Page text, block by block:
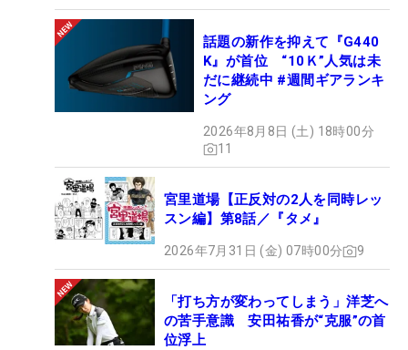
話題の新作を抑えて『G440
K』が首位 “10Ｋ”人気は未
だに継続中 #週間ギアランキ
ング
2026年8月8日 (土) 18時00分
11
宮里道場【正反対の2人を同時レッ
スン編】第8話／『タメ』
2026年7月31日 (金) 07時00分 9
「打ち方が変わってしまう」洋芝へ
の苦手意識 安田祐香が“克服”の首
位浮上